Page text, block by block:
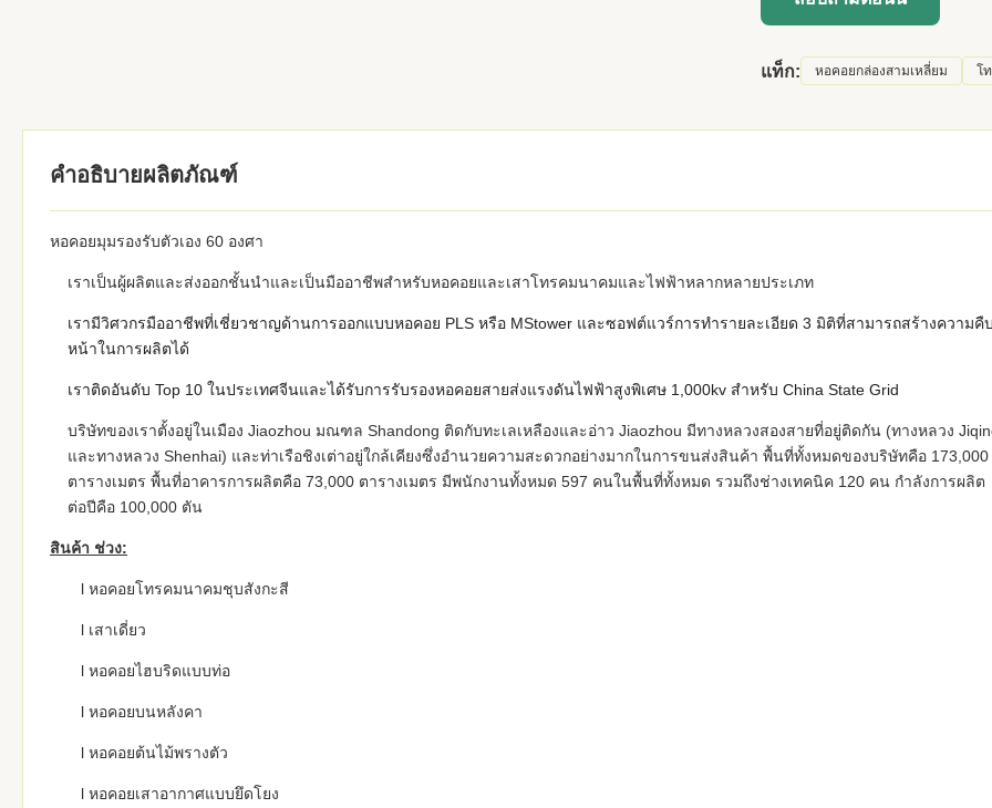
แท็ก: หอคอยกล่องสามเหลี่ยม โ
คำอธิบายผลิตภัณฑ์
หอคอยมุมรองรับตัวเอง 60 องศา
เราเป็นผู้ผลิตและส่งออกชั้นนำและเป็นมืออาชีพสำหรับหอคอยและเสาโทรคมนาคมและไฟฟ้าหลากหลายประเภท
เรามีวิศวกรมืออาชีพที่เชี่ยวชาญด้านการออกแบบหอคอย PLS หรือ MStower และซอฟต์แวร์การทำรายละเอียด 3 มิติที่สามารถสร้างความคื
หน้าในการผลิตได้
เราติดอันดับ Top 10 ในประเทศจีนและได้รับการรับรองหอคอยสายส่งแรงดันไฟฟ้าสูงพิเศษ 1,000kv สำหรับ China State Grid
บริษัทของเราตั้งอยู่ในเมือง Jiaozhou มณฑล Shandong ติดกับทะเลเหลืองและอ่าว Jiaozhou มีทางหลวงสองสายที่อยู่ติดกัน (ทางหลวง
และทางหลวง Shenhai) และท่าเรือชิงเต่าอยู่ใกล้เคียงซึ่งอำนวยความสะดวกอย่างมากในการขนส่งสินค้า พื้นที่ทั้งหมดของบริษัทคือ 173,000
ตารางเมตร พื้นที่อาคารการผลิตคือ 73,000 ตารางเมตร มีพนักงานทั้งหมด 597 คนในพื้นที่ทั้งหมด รวมถึงช่างเทคนิค 120 คน กำลังการผลิต
ต่อปีคือ 100,000 ตัน
สินค้า ช่วง:
l หอคอยโทรคมนาคมชุบสังกะสี
l เสาเดี่ยว
l หอคอยไฮบริดแบบท่อ
l หอคอยบนหลังคา
l หอคอยต้นไม้พรางตัว
l หอคอยเสาอากาศแบบยึดโยง